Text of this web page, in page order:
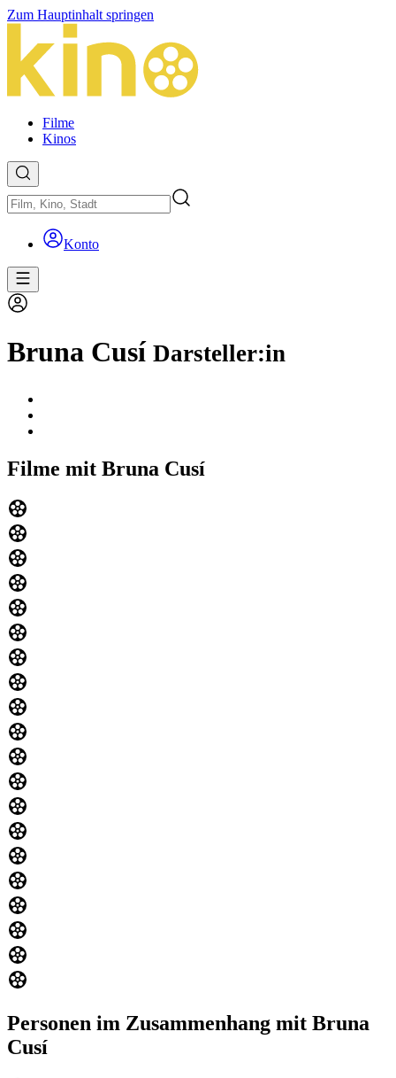
Zum Hauptinhalt springen
Filme
Kinos
Konto
Bruna Cusí Darsteller:in
Filme mit Bruna Cusí
Personen im Zusammenhang mit Bruna
Cusí